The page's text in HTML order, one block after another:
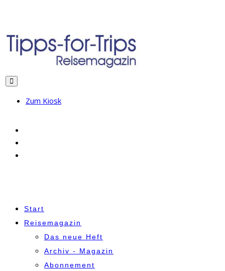
Zum Kiosk
Start
Reisemagazin
Das neue Heft
Archiv - Magazin
Abonnement